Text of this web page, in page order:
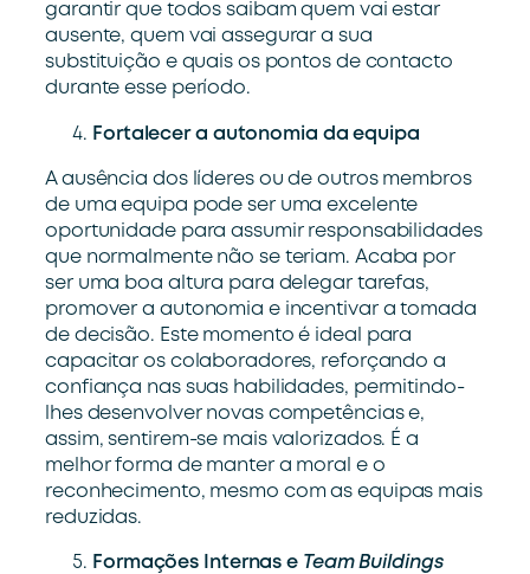
garantir que todos saibam quem vai estar
ausente, quem vai assegurar a sua
substituição e quais os pontos de contacto
durante esse período.
Fortalecer a autonomia da equipa
A ausência dos líderes ou de outros membros
de uma equipa pode ser uma excelente
oportunidade para assumir responsabilidades
que normalmente não se teriam. Acaba por
ser uma boa altura para delegar tarefas,
promover a autonomia e incentivar a tomada
de decisão. Este momento é ideal para
capacitar os colaboradores, reforçando a
confiança nas suas habilidades, permitindo-
lhes desenvolver novas competências e,
assim, sentirem-se mais valorizados. É a
melhor forma de manter a moral e o
reconhecimento, mesmo com as equipas mais
reduzidas.
Formações Internas e Team Buildings